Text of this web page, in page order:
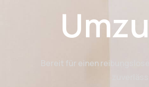
Bereit für einen